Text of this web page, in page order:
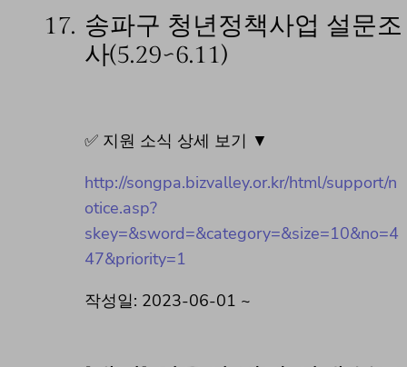
17. 송파구 청년정책사업 설문조
사(5.29~6.11)
✅ 지원 소식 상세 보기 ▼
http://songpa.bizvalley.or.kr/html/support/n
otice.asp?
skey=&sword=&category=&size=10&no=4
47&priority=1
작성일: 2023-06-01 ~